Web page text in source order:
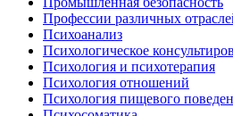
Профессии различных
Психоанализ
Психологическое
Психология и психотерапия
Психология отношений
Психология пищевого